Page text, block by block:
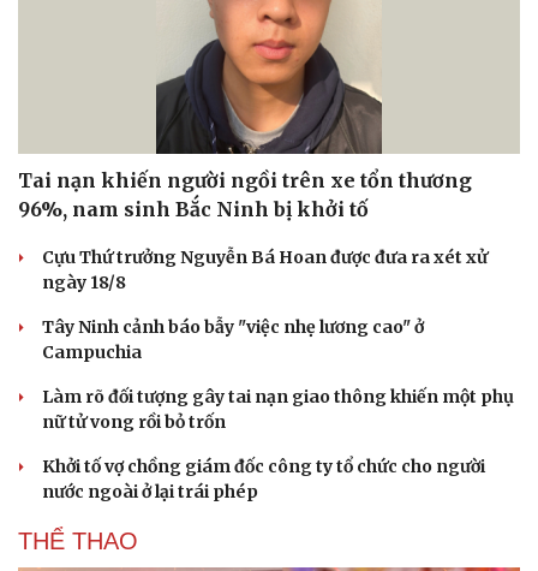
Doanh nghiệp
Thông tin doanh nghiệp
Doanh nghiệp 24h
Công nghệ
Tai nạn khiến người ngồi trên xe tổn thương
96%, nam sinh Bắc Ninh bị khởi tố
Cựu Thứ trưởng Nguyễn Bá Hoan được đưa ra xét xử
ngày 18/8
Tây Ninh cảnh báo bẫy "việc nhẹ lương cao" ở
Campuchia
Làm rõ đối tượng gây tai nạn giao thông khiến một phụ
nữ tử vong rồi bỏ trốn
Khởi tố vợ chồng giám đốc công ty tổ chức cho người
nước ngoài ở lại trái phép
THỂ THAO